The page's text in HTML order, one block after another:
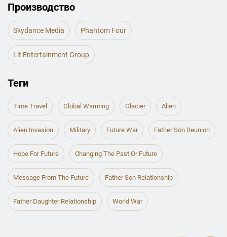
Производство
Skydance Media Phantom Four
Lit Entertainment Group
Теги
Time Travel Global Warming Glacier Alien
Alien Invasion Military Future War Father Son Reunion
Hope For Future Changing The Past Or Future
Message From The Future Father Son Relationship
Father Daughter Relationship World War